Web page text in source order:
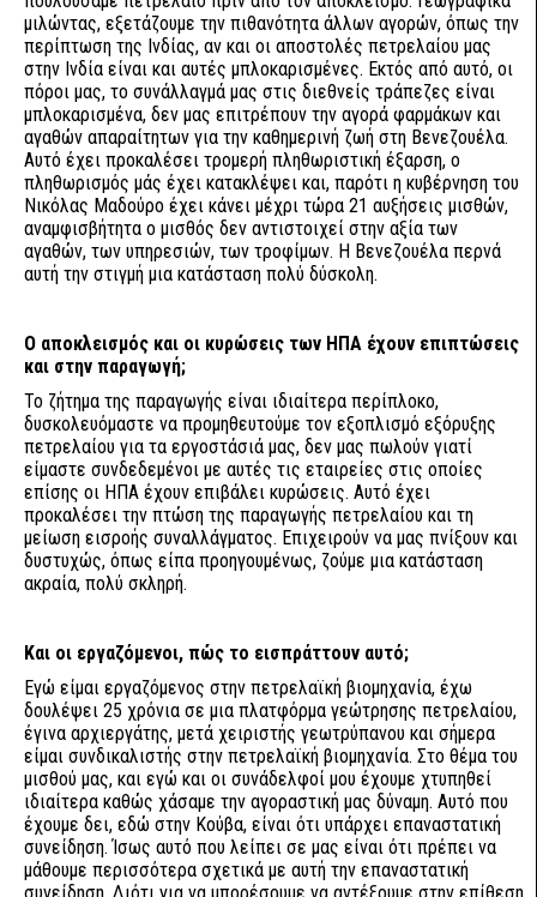
μιλώντας, εξετάζουμε την πιθανότητα άλλων αγορών, όπως την
περίπτωση της Ινδίας, αν και οι αποστολές πετρελαίου μας
στην Ινδία είναι και αυτές μπλοκαρισμένες. Εκτός από αυτό, οι
πόροι μας, το συνάλλαγμά μας στις διεθνείς τράπεζες είναι
μπλοκαρισμένα, δεν μας επιτρέπουν την αγορά φαρμάκων και
αγαθών απαραίτητων για την καθημερινή ζωή στη Βενεζουέλα.
Αυτό έχει προκαλέσει τρομερή πληθωριστική έξαρση, ο
πληθωρισμός μάς έχει κατακλέψει και, παρότι η κυβέρνηση του
Νικόλας Μαδούρο έχει κάνει μέχρι τώρα 21 αυξήσεις μισθών,
αναμφισβήτητα ο μισθός δεν αντιστοιχεί στην αξία των
αγαθών, των υπηρεσιών, των τροφίμων. Η Βενεζουέλα περνά
αυτή την στιγμή μια κατάσταση πολύ δύσκολη.
Ο αποκλεισμός και οι κυρώσεις των ΗΠΑ έχουν επιπτώσεις
και στην παραγωγή;
To ζήτημα της παραγωγής είναι ιδιαίτερα περίπλοκο,
δυσκολευόμαστε να προμηθευτούμε τον εξοπλισμό εξόρυξης
πετρελαίου για τα εργοστάσιά μας, δεν μας πωλούν γιατί
είμαστε συνδεδεμένοι με αυτές τις εταιρείες στις οποίες
επίσης οι ΗΠΑ έχουν επιβάλει κυρώσεις. Αυτό έχει
προκαλέσει την πτώση της παραγωγής πετρελαίου και τη
μείωση εισροής συναλλάγματος. Επιχειρούν να μας πνίξουν και
δυστυχώς, όπως είπα προηγουμένως, ζούμε μια κατάσταση
ακραία, πολύ σκληρή.
Και οι εργαζόμενοι, πώς το εισπράττουν αυτό;
Εγώ είμαι εργαζόμενος στην πετρελαϊκή βιομηχανία, έχω
δουλέψει 25 χρόνια σε μια πλατφόρμα γεώτρησης πετρελαίου,
έγινα αρχιεργάτης, μετά χειριστής γεωτρύπανου και σήμερα
είμαι συνδικαλιστής στην πετρελαϊκή βιομηχανία. Στο θέμα του
μισθού μας, και εγώ και οι συνάδελφοί μου έχουμε χτυπηθεί
ιδιαίτερα καθώς χάσαμε την αγοραστική μας δύναμη. Αυτό που
έχουμε δει, εδώ στην Κούβα, είναι ότι υπάρχει επαναστατική
συνείδηση. Ίσως αυτό που λείπει σε μας είναι ότι πρέπει να
μάθουμε περισσότερα σχετικά με αυτή την επαναστατική